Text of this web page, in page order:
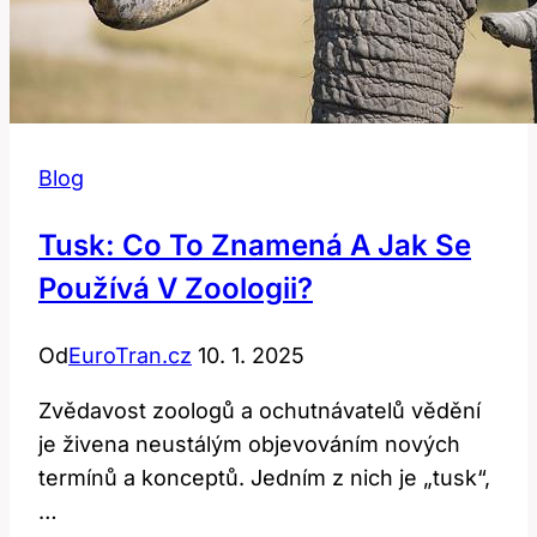
Blog
Tusk: Co To Znamená A Jak Se
Používá V Zoologii?
OdEuroTran.cz 10. 1. 2025
Zvědavost zoologů a ochutnávatelů vědění
je živena neustálým objevováním nových
termínů a konceptů. Jedním z nich je „tusk“,
…